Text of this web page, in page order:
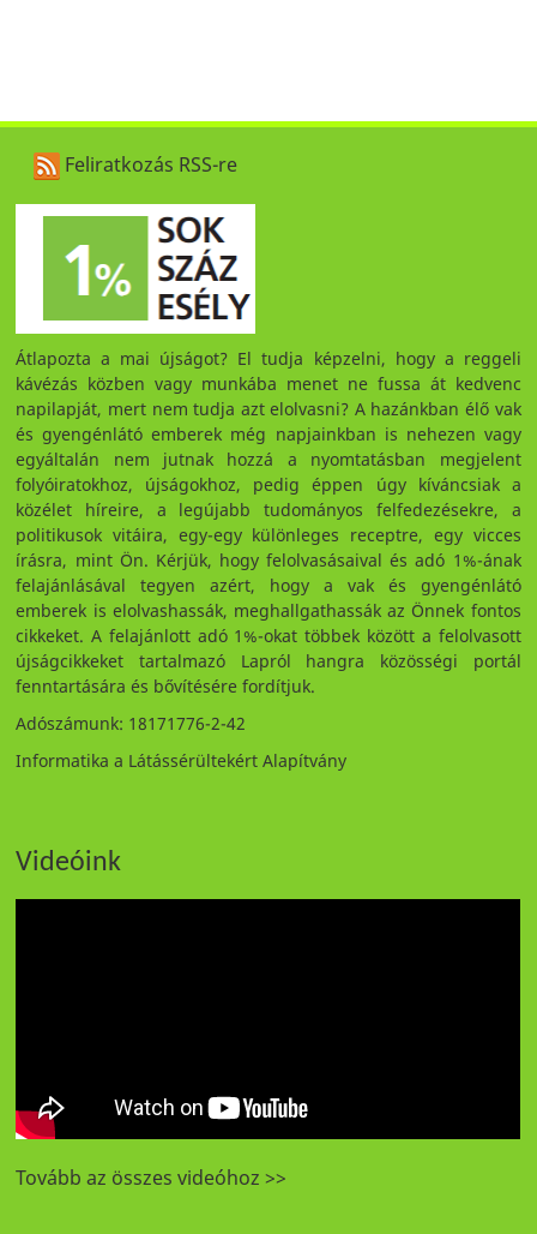
Feliratkozás RSS-re
Átlapozta a mai újságot? El tudja képzelni, hogy a reggeli
kávézás közben vagy munkába menet ne fussa át kedvenc
napilapját, mert nem tudja azt elolvasni? A hazánkban élő vak
és gyengénlátó emberek még napjainkban is nehezen vagy
egyáltalán nem jutnak hozzá a nyomtatásban megjelent
folyóiratokhoz, újságokhoz, pedig éppen úgy kíváncsiak a
közélet híreire, a legújabb tudományos felfedezésekre, a
politikusok vitáira, egy-egy különleges receptre, egy vicces
írásra, mint Ön. Kérjük, hogy felolvasásaival és adó 1%-ának
felajánlásával tegyen azért, hogy a vak és gyengénlátó
emberek is elolvashassák, meghallgathassák az Önnek fontos
cikkeket. A felajánlott adó 1%-okat többek között a felolvasott
újságcikkeket tartalmazó Lapról hangra közösségi portál
fenntartására és bővítésére fordítjuk.
Adószámunk: 18171776-2-42
Informatika a Látássérültekért Alapítvány
Videóink
Tovább az összes videóhoz >>